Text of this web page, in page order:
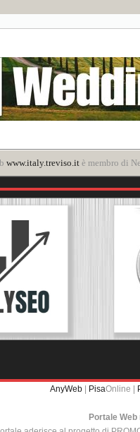
www.italy.treviso.itè membro di
AnyWeb | PisaOnline |
Portale